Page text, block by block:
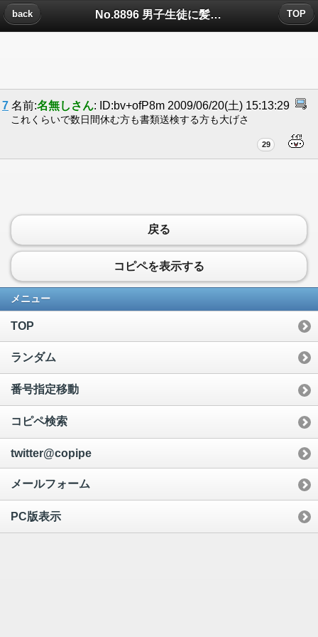
No.8896 男子生徒に髪を切るよう強要したコーチを『書類送検』についたコメント
back TOP
7 名前:名無しさん: ID:bv+ofP8m 2009/06/20(土) 15:13:29
これくらいで数日間休む方も書類送検する方も大げさ
29
戻る
コピペを表示する
メニュー
TOP
ランダム
番号指定移動
コピペ検索
twitter@copipe
メールフォーム
PC版表示